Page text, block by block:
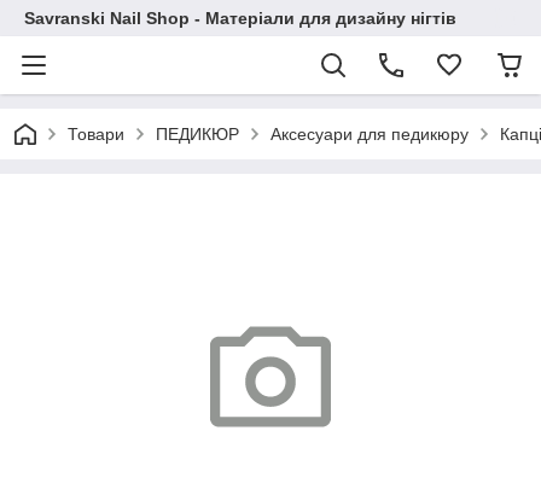
Savranski Nail Shop - Матеріали для дизайну нігтів
Товари ПЕДИКЮР Аксесуари для педикюру